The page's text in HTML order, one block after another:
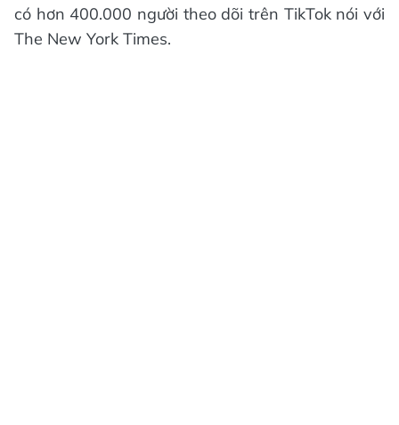
có hơn 400.000 người theo dõi trên TikTok nói với
The New York Times.